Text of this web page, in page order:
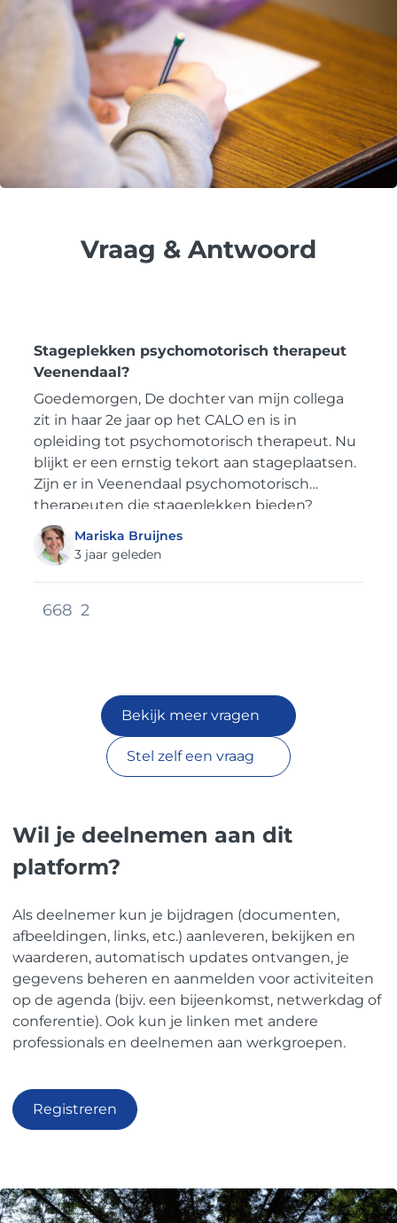
Vraag & Antwoord
Stageplekken psychomotorisch therapeut
Veenendaal?
Goedemorgen, De dochter van mijn collega
zit in haar 2e jaar op het CALO en is in
opleiding tot psychomotorisch therapeut. Nu
blijkt er een ernstig tekort aan stageplaatsen.
Zijn er in Veenendaal psychomotorisch
therapeuten die stageplekken bieden?
Mariska Bruijnes
3 jaar geleden
668 2
Bekijk meer vragen
Stel zelf een vraag
Wil je deelnemen aan dit
platform?
Als deelnemer kun je bijdragen (documenten,
afbeeldingen, links, etc.) aanleveren, bekijken en
waarderen, automatisch updates ontvangen, je
gegevens beheren en aanmelden voor activiteiten
op de agenda (bijv. een bijeenkomst, netwerkdag of
conferentie). Ook kun je linken met andere
professionals en deelnemen aan werkgroepen.
Registreren